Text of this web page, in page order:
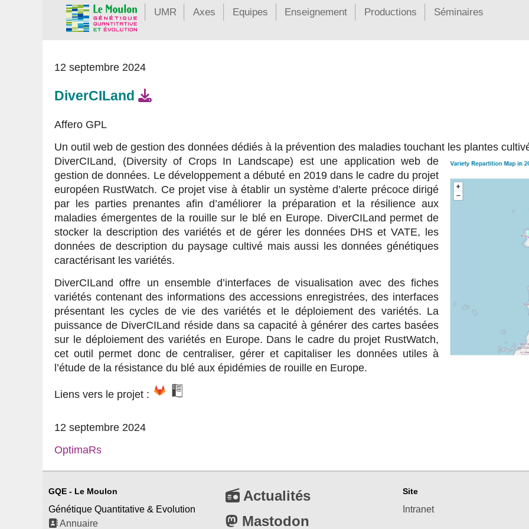
UMR Axes Equipes Enseignement Productions Séminaires
12 septembre 2024
DiverCILand
Affero GPL
Un outil web de gestion des données dédiés à la prévention des maladies touchant les plantes
DiverCILand, (Diversity of Crops In Landscape) est une application web de
gestion de données. Le développement a débuté en 2019 dans le cadre du projet
européen RustWatch. Ce projet vise à établir un système d’alerte précoce dirigé
par les parties prenantes afin d’améliorer la préparation et la résilience aux
maladies émergentes de la rouille sur le blé en Europe. DiverCILand permet de
stocker la description des variétés et de gérer les données DHS et VATE, les
données de description du paysage cultivé mais aussi les données génétiques
caractérisant les variétés.
DiverCILand offre un ensemble d’interfaces de visualisation avec des fiches
variétés contenant des informations des accessions enregistrées, des interfaces
présentant les cycles de vie des variétés et le déploiement des variétés. La
puissance de DiverCILand réside dans sa capacité à générer des cartes basées
sur le déploiement des variétés en Europe. Dans le cadre du projet RustWatch,
cet outil permet donc de centraliser, gérer et capitaliser les données utiles à
l’étude de la résistance du blé aux épidémies de rouille en Europe.
Liens vers le projet :
12 septembre 2024
OptimaRs
GQE - Le Moulon
Génétique Quantitative & Evolution
Annuaire
Actualités
Mastodon
Site
Intranet